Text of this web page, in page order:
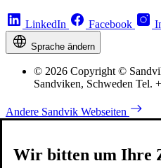
LinkedIn Facebook
Sprache ändern
© 2026 Copyright ©
Sandviken, Schweden Tel.
Andere Sandvik Webseiten
Wir bitten um Ihre